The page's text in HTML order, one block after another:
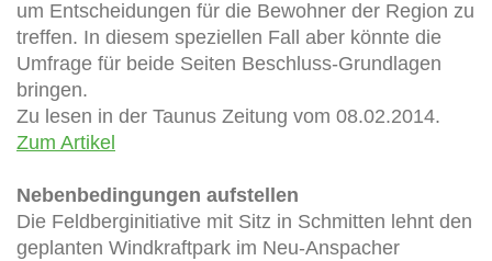
um Entscheidungen für die Bewohner der Region zu
treffen. In diesem speziellen Fall aber könnte die
Umfrage für beide Seiten Beschluss-Grundlagen
bringen.
Zu lesen in der Taunus Zeitung vom 08.02.2014.
Zum Artikel
Nebenbedingungen aufstellen
Die Feldberginitiative mit Sitz in Schmitten lehnt den
geplanten Windkraftpark im Neu-Anspacher